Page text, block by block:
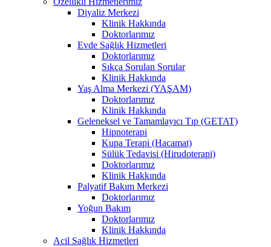
Diyaliz Merkezi
Klinik Hakkında
Doktorlarımız
Evde Sağlık Hizmetleri
Doktorlarımız
Sıkça Sorulan Sorular
Klinik Hakkında
Yaş Alma Merkezi (YAŞAM)
Doktorlarımız
Klinik Hakkında
Geleneksel ve Tamamlayıcı Tıp (GETAT)
Hipnoterapi
Kupa Terapi (Hacamat)
Sülük Tedavisi (Hirudoterapi)
Doktorlarımız
Klinik Hakkında
Palyatif Bakım Merkezi
Doktorlarımız
Yoğun Bakım
Doktorlarımız
Klinik Hakkında
Acil Sağlık Hizmetleri